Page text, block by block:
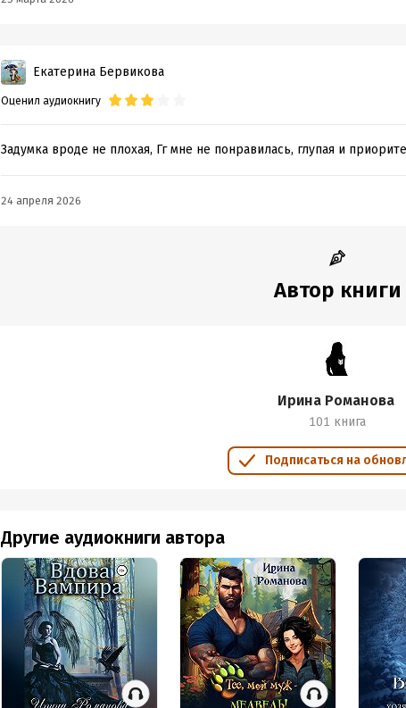
Екатерина Бервикова
Оценил аудиокнигу
Задумка вроде не плохая, Гг мне не понравилась, глупая и
24 апреля 2026
Автор книги
Ирина Романова
101 книга
Подписаться на
Другие аудиокниги автора